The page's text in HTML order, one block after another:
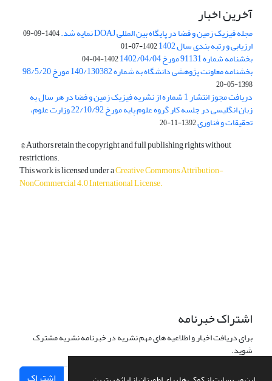
آخرین اخبار
مجله فیزیک زمین و فضا در پایگاه بین المللی DOAJ نمایه شد. 1404-09-09
ارزیابی و رتبه بندی سال 1402 1402-07-01
بخشنامه شماره 91131 مورخ 1402/04/04 1402-04-04
بخشنامه معاونت پژوهشی دانشگاه به شماره 140/130382 مورخ 98/5/20
1398-05-20
دریافت مجوز انتشار 1 شماره از نشریه فیزیک زمین و فضا در هر سال به
زبان انگلیسی در جلسه کار گروه علوم پایه مورخ 22/10/92 وزارت علوم،
تحقیقات و فناوری1392-11-20
© Authors retain the copyright and full publishing rights without
restrictions.
This work is licensed under aCreative Commons Attribution-
NonCommercial 4.0 International License.
اشتراک خبرنامه
برای دریافت اخبار و اطلاعیه های مهم نشریه در خبرنامه نشریه مشترک
شوید.